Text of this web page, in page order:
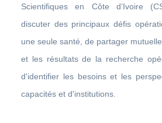
Scientifiques en Côte d’Ivoire
discuter des principaux défis
une seule santé, de partager
et les résultats de la recherche
d'identifier les besoins et les
capacités et d'institutions.